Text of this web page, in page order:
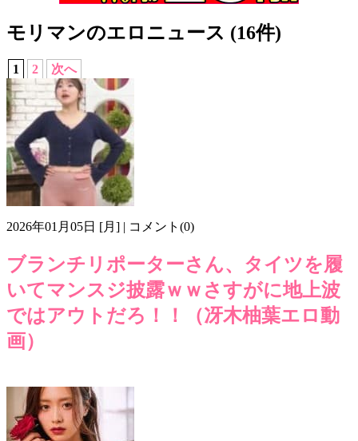
モリマンのエロニュース (16件)
1 2 次へ
2026年01月05日 [月] | コメント(0)
ブランチリポーターさん、タイツを履
いてマンスジ披露ｗｗさすがに地上波
ではアウトだろ！！（冴木柚葉エロ動
画）